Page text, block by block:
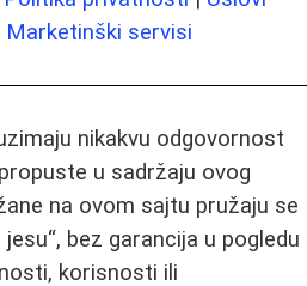
Marketinški servisi
nikakvu odgovornost
u sadržaju ovog
na ovom sajtu pružaju se
bez garancija u pogledu
korisnosti ili